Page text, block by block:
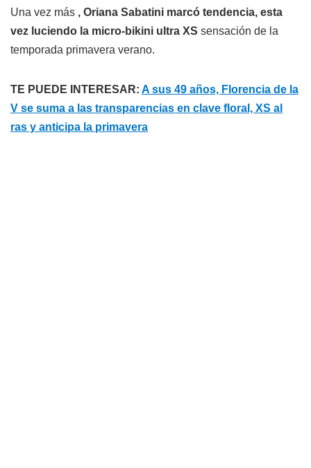
Una vez más , Oriana Sabatini marcó tendencia, esta
vez luciendo la micro-bikini ultra XS sensación de la
temporada primavera verano.
TE PUEDE INTERESAR: A sus 49 años, Florencia de la
V se suma a las transparencias en clave floral, XS al
ras y anticipa la primavera